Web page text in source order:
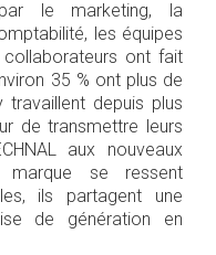
le marketing, la
les équipes
ont fait
35 % ont plus de
travaillent depuis plus
de transmettre leurs
aux nouveaux
marque se ressent
ils partagent une
de génération en